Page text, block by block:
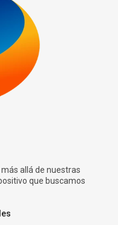
allá de nuestras
que buscamos
para abrir puertas y